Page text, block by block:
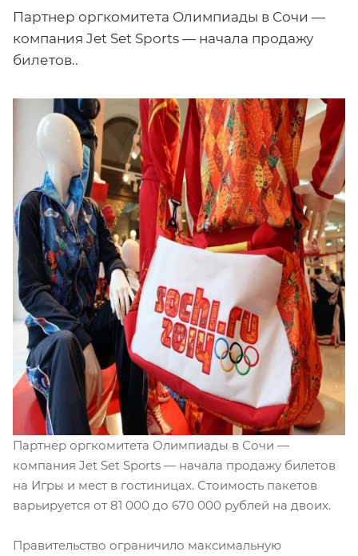
Партнер оргкомитета Олимпиады в Сочи —
компания Jet Set Sports — начала продажу
билетов..
Партнер оргкомитета Олимпиады в Сочи —
компания Jet Set Sports — начала продажу билетов
на Игры и мест в гостиницах. Стоимость пакетов
варьируется от 81 000 до 670 000 рублей на двоих.
Правительство ограничило максимальную